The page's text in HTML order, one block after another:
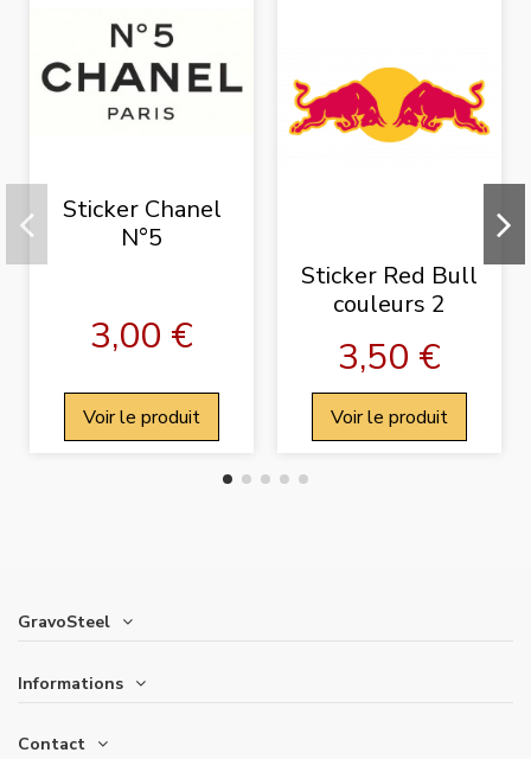
Sticker Chanel
N°5
3,00 €
Voir le produit
Sticker Red Bull
couleurs 2
3,50 €
Voir le produit
GravoSteel
Informations
Contact